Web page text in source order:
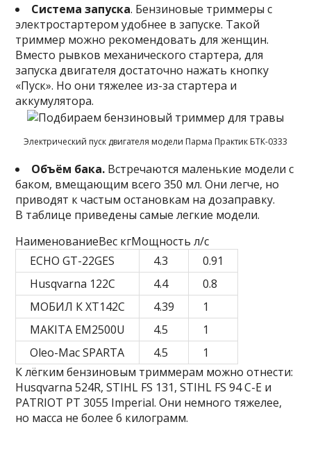
Система запуска. Бензиновые триммеры с
электростартером удобнее в запуске. Такой
триммер можно рекомендовать для женщин.
Вместо рывков механического стартера, для
запуска двигателя достаточно нажать кнопку
«Пуск». Но они тяжелее из-за стартера и
аккумулятора.
Электрический пуск двигателя модели Парма Практик БТК-0333
Объём бака. Встречаются маленькие модели с
баком, вмещающим всего 350 мл. Они легче, но
приводят к частым остановкам на дозаправку.
В таблице приведены самые легкие модели.
НаименованиеВес кгМощность л/с
ECHO GT-22GES
4.3
0.91
Husqvarna 122C
4.4
0.8
МОБИЛ К XT142C
4.39
1
MAKITA EM2500U
4.5
1
Oleo-Mac SPARTA
4.5
1
К лёгким бензиновым триммерам можно отнести:
Husqvarna 524R, STIHL FS 131, STIHL FS 94 C-E и
PATRIOT PT 3055 Imperial. Они немного тяжелее,
но масса не более 6 килограмм.